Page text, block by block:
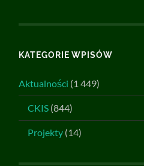
KATEGORIE WPISÓW
Aktualności (1 449)
CKIS (844)
Projekty (14)